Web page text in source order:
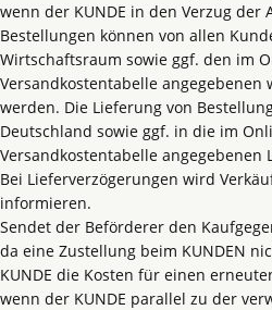
wenn der KUNDE in den Verzug der
Bestellungen können von allen
Wirtschaftsraum sowie ggf. den im
Versandkostentabelle angegebenen
werden. Die Lieferung von
Deutschland sowie ggf. in die im
Versandkostentabelle angegebenen
Bei Lieferverzögerungen wird
informieren.
Sendet der Beförderer den
da eine Zustellung beim KUNDEN
KUNDE die Kosten für einen
wenn der KUNDE parallel zu der